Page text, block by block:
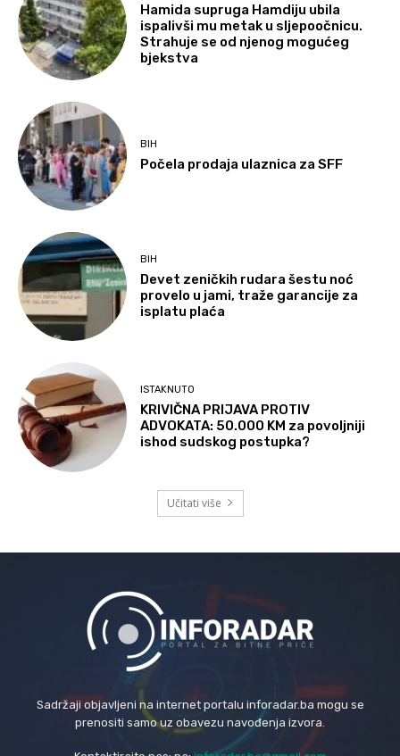
Hamida supruga Hamdiju ubila
ispalivši mu metak u sljepoočnicu.
Strahuje se od njenog mogućeg
bjekstva
BIH
Počela prodaja ulaznica za SFF
BIH
Devet zeničkih rudara šestu noć
provelo u jami, traže garancije za
isplatu plaća
ISTAKNUTO
KRIVIČNA PRIJAVA PROTIV
ADVOKATA: 50.000 KM za povoljniji
ishod sudskog postupka?
Učitati više
Sadržaji objavljeni na internet portalu inforadar.ba mogu se
prenositi samo uz obavezu navođenja izvora.